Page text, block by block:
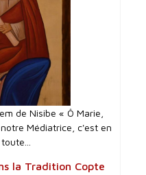
de Nisibe « Ô Marie,
Médiatrice, c'est en
la Tradition Copte